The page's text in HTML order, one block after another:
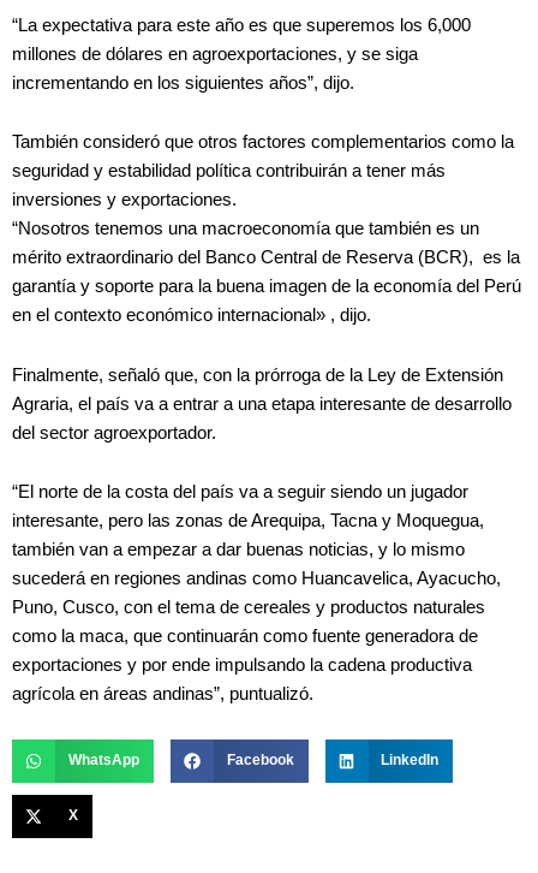
“La expectativa para este año es que superemos los 6,000
millones de dólares en agroexportaciones, y se siga
incrementando en los siguientes años”, dijo.
También consideró que otros factores complementarios como la
seguridad y estabilidad política contribuirán a tener más
inversiones y exportaciones.
“Nosotros tenemos una macroeconomía que también es un
mérito extraordinario del Banco Central de Reserva (BCR), es la
garantía y soporte para la buena imagen de la economía del Perú
en el contexto económico internacional» , dijo.
Finalmente, señaló que, con la prórroga de la Ley de Extensión
Agraria, el país va a entrar a una etapa interesante de desarrollo
del sector agroexportador.
“El norte de la costa del país va a seguir siendo un jugador
interesante, pero las zonas de Arequipa, Tacna y Moquegua,
también van a empezar a dar buenas noticias, y lo mismo
sucederá en regiones andinas como Huancavelica, Ayacucho,
Puno, Cusco, con el tema de cereales y productos naturales
como la maca, que continuarán como fuente generadora de
exportaciones y por ende impulsando la cadena productiva
agrícola en áreas andinas”, puntualizó.
WhatsApp Facebook LinkedIn
X